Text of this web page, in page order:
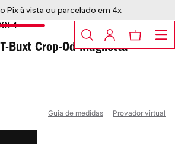
Pix à vista ou parcelado em 4x
Buxt Crop-Od Maglietta
Provador virtual
Guia de medidas